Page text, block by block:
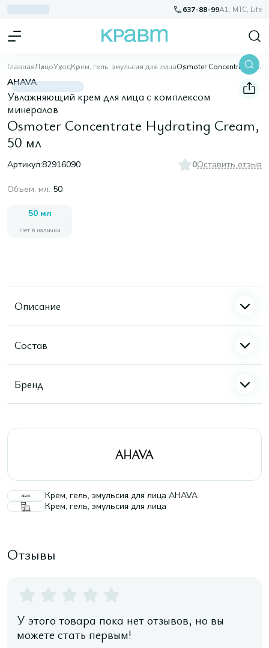
637-88-99A1, МТС, Life
ГлавнаяЛицоУходКрем, гель, эмульсия для лица Osmoter Concentrate Hydrating Cream, 50 мл
AHAVA
Увлажняющий крем для лица с комплексом
минералов
Osmoter Concentrate Hydrating Cream,
50 мл
Артикул:82916090 0Оставить отзыв
Объем, мл: 50
50 мл
Нет в наличии
Описание
Состав
Бренд
Крем, гель, эмульсия для лица AHAVA
Крем, гель, эмульсия для лица
Отзывы
У этого товара пока нет отзывов, но вы
можете стать первым!